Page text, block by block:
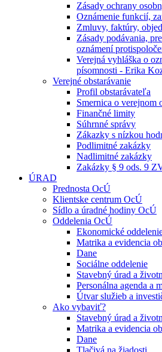
Zásady ochrany
Oznámenie funkcií,
Zmluvy, faktúry,
Zásady podávania,
oznámení
Verejná vyhláška o
písomnosti - Erika
Verejné obstarávanie
Profil obstarávateľa
Smernica o verejnom
Finančné limity
Súhrnné správy
Zákazky s nízkou
Podlimitné zakázky
Nadlimitné zakázky
Zakázky § 9 ods. 9
ÚRAD
Prednosta OcÚ
Klientske centrum OcÚ
Sídlo a úradné hodiny OcÚ
Oddelenia OcÚ
Ekonomické
Matrika a evidencia
Dane
Sociálne oddelenie
Stavebný úrad a
Personálna agenda a
Útvar služieb a
Ako vybaviť?
Stavebný úrad a
Matrika a evidencia
Dane
Tlačivá na žiadosti